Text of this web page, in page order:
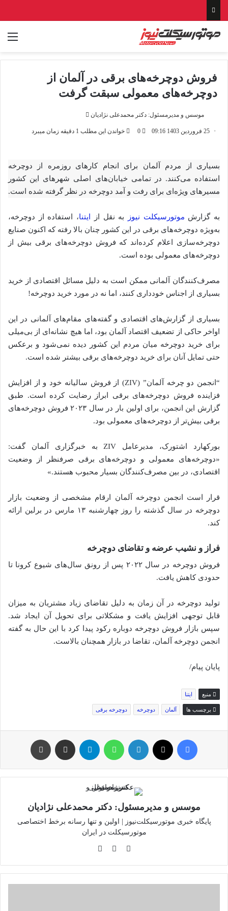
فروش دوچرخه‌های برقی در آلمان از
دوچرخه‌های معمولی سبقت گرفت
موسس و مدیرمسئول: دکتر محمدعلی نژادیان
25 فروردین 1403 09:16 0 خواندن این مطلب 1 دقیقه زمان میبرد
بسیاری از مردم آلمان برای انجام کارهای روزمره از دوچرخه
استفاده می‌کنند. در تمامی خیابان‌های اصلی شهرهای این کشور
مسیرهای ویژه‌ای برای رفت و آمد دوچرخه در نظر گرفته شده است.
به گزارش موتورسیکلت نیوز به نقل از ایتنا، استفاده از دوچرخه،
به‌ویژه دوچرخه‌های برقی در این کشور چنان بالا رفته که اکنون صنایع
دوچرخه‌سازی اعلام کرده‌اند که فروش دوچرخه‌های برقی بیش‌ از
دوچرخه‌های معمولی بوده است.
مصرف‌کنندگان آلمانی ممکن است به دلیل مسائل اقتصادی از خرید
بسیاری از اجناس خودداری کنند، اما نه در مورد خرید دوچرخه!
بسیاری از گزارش‌های اقتصادی و گفته‌های مقام‌های آلمانی در این
اواخر حاکی از تضعیف اقتصاد آلمان بود، اما هیچ نشانه‌ای از بی‌میلی
برای خرید دوچرخه میان مردم این کشور دیده نمی‌شود و برعکس
حتی تمایل آنان برای خرید دوچرخه‌های برقی بیشتر شده است.
“انجمن دو چرخه آلمان” (ZIV) از فروش سالیانه خود و از افزایش
فزاینده فروش دوچرخه‌های برقی ابراز رضایت کرده است. طبق
گزارش این انجمن، برای اولین بار در سال ۲۰۲۳ فروش دوچرخه‌های
برقی بیش‌تر از دوچرخه‌های معمولی بود.
بورکهارد اشتورک، مدیرعامل ZIV به خبرگزاری آلمان گفت:
«دوچرخه‌های معمولی و دوچرخه‌های برقی صرفنظر از وضعیت
اقتصادی، در بین مصرف‌کنندگان بسیار محبوب هستند.»
قرار است انجمن دوچرخه آلمان ارقام مشخصی از وضعیت بازار
دوچرخه در سال گذشته را روز چهارشنبه ۱۳ مارس در برلین ارائه
کند.
فراز و نشیب عرضه و تقاضای دوچرخه
فروش دوچرخه در سال ۲۰۲۲ پس از رونق سال‌های شیوع کرونا تا
حدودی کاهش یافت.
تولید دوچرخه در آن‌ زمان به دلیل تقاضای زیاد مشتریان به میزان
قابل توجهی افزایش یافت و مشکلاتی برای تحویل آن ایجاد شد.
سپس بازار فروش دوچرخه دوباره رکود پیدا کرد با این حال به گفته
انجمن دوچرخه آلمان، تقاضا در بازار همچنان بالاست.
پایان پیام/
منبع ایتنا
برچسب ها آلمان دوچرخه دوچرخه برقی
فیس بوک لینکدین تلگرام اشتراک گذاری از طریق ایمیل
موسس و مدیرمسئول: دکتر محمدعلی نژادیان
پایگاه خبری موتورسیکلت‌نیوز | اولین و تنها رسانه برخط اختصاصی
موتورسیکلت در ایران
وبسایتلینکدین